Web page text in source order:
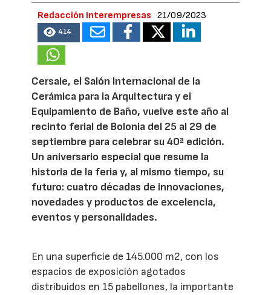
Redacción Interempresas 21/09/2023
414
Cersaie, el Salón Internacional de la
Cerámica para la Arquitectura y el
Equipamiento de Baño, vuelve este año al
recinto ferial de Bolonia del 25 al 29 de
septiembre para celebrar su 40ª edición.
Un aniversario especial que resume la
historia de la feria y, al mismo tiempo, su
futuro: cuatro décadas de innovaciones,
novedades y productos de excelencia,
eventos y personalidades.
En una superficie de 145.000 m2, con los
espacios de exposición agotados
distribuidos en 15 pabellones, la importante